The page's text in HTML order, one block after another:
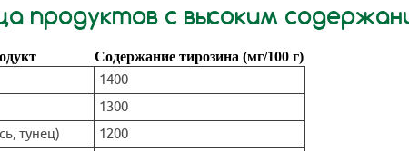
продуктов с высоким
Содержание тирозина (мг/100 г)
1400
1300
тунец)
1200